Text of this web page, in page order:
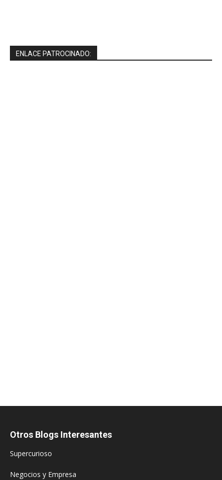
ENLACE PATROCINADO:
Otros Blogs Interesantes
Supercurioso
Negocios y Empresa